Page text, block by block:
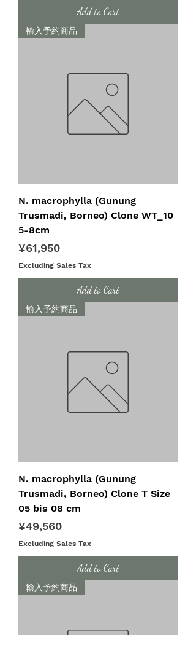
Add to Cart
輸入予約商品
N. macrophylla (Gunung
Trusmadi, Borneo) Clone WT_10
5-8cm
Price
¥61,950
Excluding Sales Tax
Add to Cart
輸入予約商品
N. macrophylla (Gunung
Trusmadi, Borneo) Clone T Size
05 bis 08 cm
Price
¥49,560
Excluding Sales Tax
Add to Cart
輸入予約商品